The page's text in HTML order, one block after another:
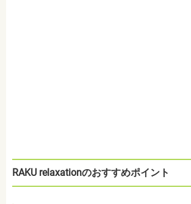
RAKU relaxationのおすすめポイント